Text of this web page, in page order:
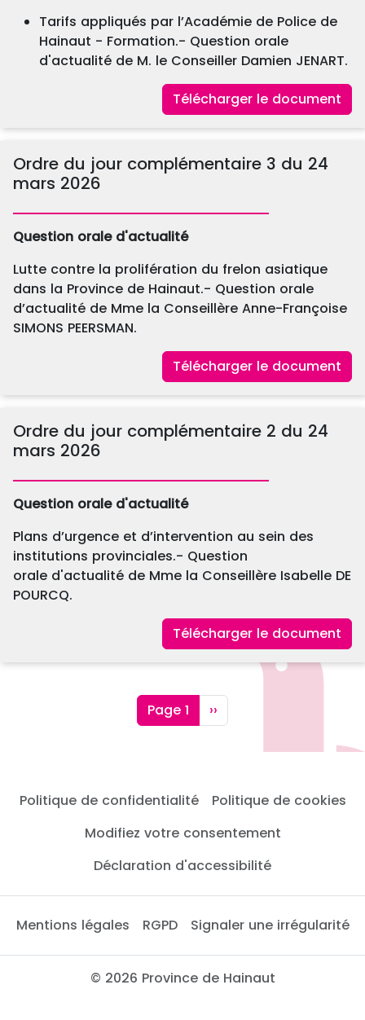
Tarifs appliqués par l’Académie de Police de
Hainaut - Formation.- Question orale
d'actualité de M. le Conseiller Damien JENART.
Télécharger le document
Ordre du jour complémentaire 3 du 24
mars 2026
Question orale d'actualité
Lutte contre la prolifération du frelon asiatique
dans la Province de Hainaut.- Question orale
d’actualité de Mme la Conseillère Anne-Françoise
SIMONS PEERSMAN.
Télécharger le document
Ordre du jour complémentaire 2 du 24
mars 2026
Question orale d'actualité
Plans d’urgence et d’intervention au sein des
institutions provinciales.- Question
orale d'actualité de Mme la Conseillère Isabelle DE
POURCQ.
Télécharger le document
Page 1 Page suivante
››
Politique de confidentialité
Politique de cookies
Modifiez votre consentement
Déclaration d'accessibilité
Mentions légales RGPD Signaler une irrégularité
© 2026 Province de Hainaut